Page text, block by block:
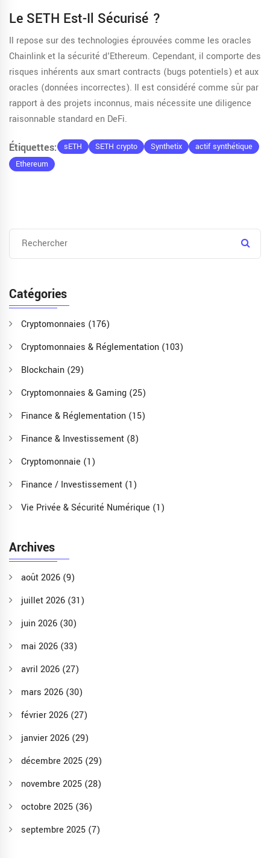
Le SETH Est-Il Sécurisé ?
Il repose sur des technologies éprouvées comme les oracles
Chainlink et la sécurité d'Ethereum. Cependant, il comporte des
risques inhérents aux smart contracts (bugs potentiels) et aux
oracles (données incorrectes). Il est considéré comme sûr par
rapport à des projets inconnus, mais nécessite une diligence
raisonnable standard en DeFi.
Étiquettes: sETH SETH crypto Synthetix
actif synthétique
Ethereum
Catégories
Cryptomonnaies (176)
Cryptomonnaies & Réglementation (103)
Blockchain (29)
Cryptomonnaies & Gaming (25)
Finance & Réglementation (15)
Finance & Investissement (8)
Cryptomonnaie (1)
Finance / Investissement (1)
Vie Privée & Sécurité Numérique (1)
Archives
août 2026 (9)
juillet 2026 (31)
juin 2026 (30)
mai 2026 (33)
avril 2026 (27)
mars 2026 (30)
février 2026 (27)
janvier 2026 (29)
décembre 2025 (29)
novembre 2025 (28)
octobre 2025 (36)
septembre 2025 (7)